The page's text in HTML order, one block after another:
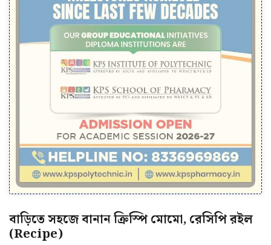
বাড়িতে সহজে বানান ক্রিস্পি মোমো, রেসিপি রইল
(Recipe)